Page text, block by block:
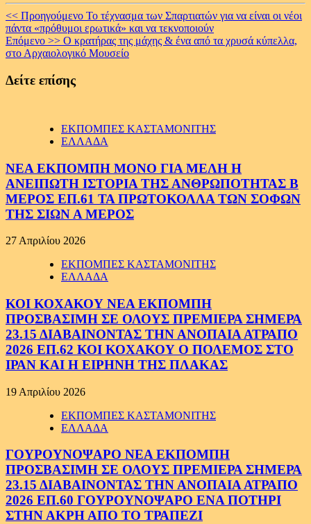
Continue
Reading
<< Προηγούμενο Το τέχνασμα των Σπαρτιατών για να είναι οι νέοι
πάντα «πρόθυμοι ερωτικά» και να τεκνοποιούν
Επόμενο >> Ο κρατήρας της μάχης & ένα από τα χρυσά κύπελλα,
στο Αρχαιολογικό Μουσείο
Δείτε επίσης
ΕΚΠΟΜΠΕΣ ΚΑΣΤΑΜΟΝΙΤΗΣ
ΕΛΛΑΔΑ
ΝΕΑ ΕΚΠΟΜΠΗ ΜΟΝΟ ΓΙΑ ΜΕΛΗ Η
ΑΝΕΙΠΩΤΗ ΙΣΤΟΡΙΑ ΤΗΣ ΑΝΘΡΩΠΟΤΗΤΑΣ Β
ΜΕΡΟΣ ΕΠ.61 ΤΑ ΠΡΩΤΟΚΟΛΛΑ ΤΩΝ ΣΟΦΩΝ
ΤΗΣ ΣΙΩΝ Α ΜΕΡΟΣ
27 Απριλίου 2026
ΕΚΠΟΜΠΕΣ ΚΑΣΤΑΜΟΝΙΤΗΣ
ΕΛΛΑΔΑ
ΚΟΙ ΚΟΧΑΚΟΥ ΝΕΑ ΕΚΠΟΜΠΗ
ΠΡΟΣΒΑΣΙΜΗ ΣΕ ΟΛΟΥΣ ΠΡΕΜΙΕΡΑ ΣΗΜΕΡΑ
23.15 ΔΙΑΒΑΙΝΟΝΤΑΣ ΤΗΝ ΑΝΟΠΑΙΑ ΑΤΡΑΠΟ
2026 ΕΠ.62 ΚΟΙ ΚΟΧΑΚΟΥ Ο ΠΟΛΕΜΟΣ ΣΤΟ
ΙΡΑΝ ΚΑΙ Η ΕΙΡΗΝΗ ΤΗΣ ΠΛΑΚΑΣ
19 Απριλίου 2026
ΕΚΠΟΜΠΕΣ ΚΑΣΤΑΜΟΝΙΤΗΣ
ΕΛΛΑΔΑ
ΓΟΥΡΟΥΝΟΨΑΡΟ ΝΕΑ ΕΚΠΟΜΠΗ
ΠΡΟΣΒΑΣΙΜΗ ΣΕ ΟΛΟΥΣ ΠΡΕΜΙΕΡΑ ΣΗΜΕΡΑ
23.15 ΔΙΑΒΑΙΝΟΝΤΑΣ ΤΗΝ ΑΝΟΠΑΙΑ ΑΤΡΑΠΟ
2026 ΕΠ.60 ΓΟΥΡΟΥΝΟΨΑΡΟ ΕΝΑ ΠΟΤΗΡΙ
ΣΤΗΝ ΑΚΡΗ ΑΠΟ ΤΟ ΤΡΑΠΕΖΙ